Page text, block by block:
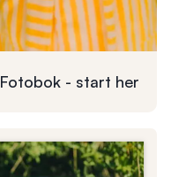
Fotobok - start her